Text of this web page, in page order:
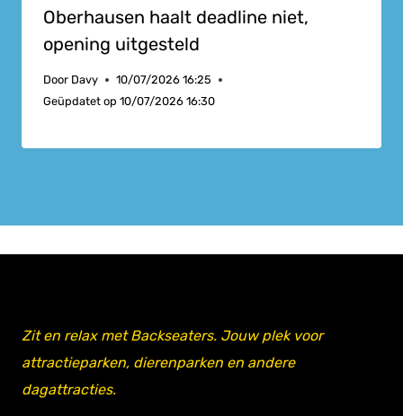
Oberhausen haalt deadline niet,
opening uitgesteld
Door Davy
10/07/2026 16:25
Geüpdatet op 10/07/2026 16:30
Zit en relax met Backseaters. Jouw plek voor
attractieparken, dierenparken en andere
dagattracties.